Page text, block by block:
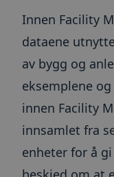
Innen Facility
dataene
av bygg og
eksemplene
innen Facility
innsamlet fra
enheter for å